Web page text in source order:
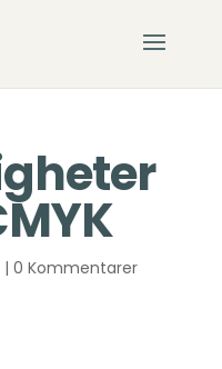
| 0 Kommentarer